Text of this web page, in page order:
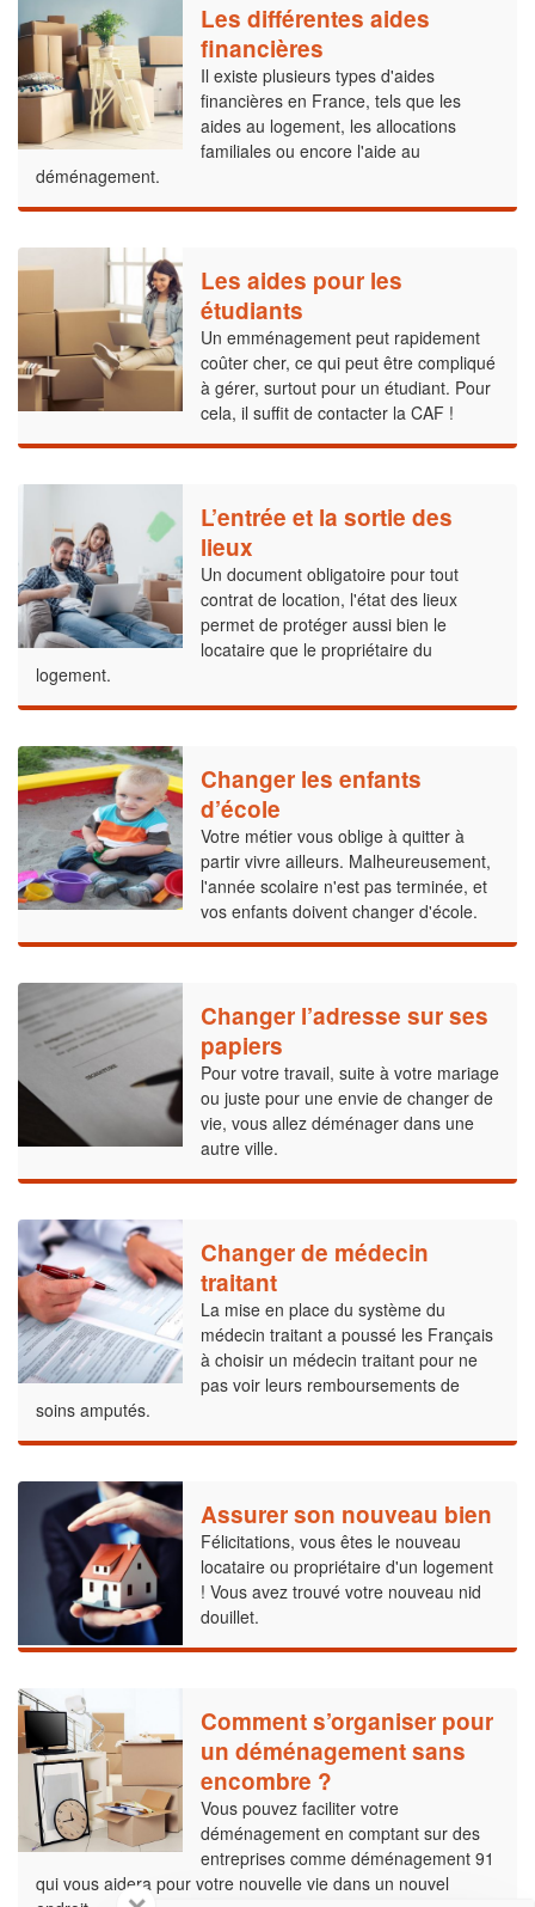
Les différentes aides
financières
Il existe plusieurs types d'aides
financières en France, tels que les
aides au logement, les allocations
familiales ou encore l'aide au
déménagement.
Les aides pour les
étudiants
Un emménagement peut rapidement
coûter cher, ce qui peut être compliqué
à gérer, surtout pour un étudiant. Pour
cela, il suffit de contacter la CAF !
L’entrée et la sortie des
lieux
Un document obligatoire pour tout
contrat de location, l'état des lieux
permet de protéger aussi bien le
locataire que le propriétaire du
logement.
Changer les enfants
d’école
Votre métier vous oblige à quitter à
partir vivre ailleurs. Malheureusement,
l'année scolaire n'est pas terminée, et
vos enfants doivent changer d'école.
Changer l’adresse sur ses
papiers
Pour votre travail, suite à votre mariage
ou juste pour une envie de changer de
vie, vous allez déménager dans une
autre ville.
Changer de médecin
traitant
La mise en place du système du
médecin traitant a poussé les Français
à choisir un médecin traitant pour ne
pas voir leurs remboursements de
soins amputés.
Assurer son nouveau bien
Félicitations, vous êtes le nouveau
locataire ou propriétaire d'un logement
! Vous avez trouvé votre nouveau nid
douillet.
Comment s’organiser pour
un déménagement sans
encombre ?
Vous pouvez faciliter votre
déménagement en comptant sur des
entreprises comme déménagement 91
qui vous aidera pour votre nouvelle vie dans un nouvel